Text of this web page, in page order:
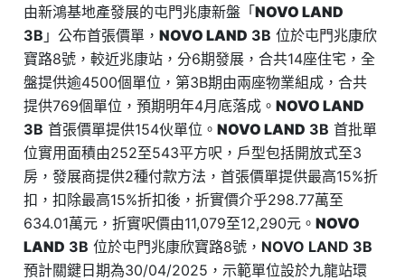
由新鴻基地產發展的屯門兆康新盤「NOVO LAND
3B 」公布首張價單，NOVO LAND 3B 位於屯門兆康欣
寶路8號，較近兆康站，分6期發展，合共14座住宅，全
盤提供逾4500個單位，第3B期由兩座物業組成，合共
提供769個單位，預期明年4月底落成。NOVO LAND
3B 首張價單提供154伙單位。NOVO LAND 3B 首批單
位實用面積由252至543平方呎，戶型包括開放式至3
房，發展商提供2種付款方法，首張價單提供最高15%折
扣，扣除最高15%折扣後，折實價介乎298.77萬至
634.01萬元，折實呎價由11,079至12,290元。NOVO
LAND 3B 位於屯門兆康欣寶路8號， NOVO LAND 3B
預計關鍵日期為30/04/2025，示範單位設於九龍站環